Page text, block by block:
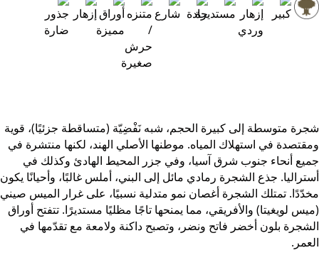
شجرة متوسطة إلى كبيرة الحجم، شبه نَفْضِيّة (متساقطة جزئيًا)، قوية
ومقتصدة في استهلاك المياه. موطنها الأصلي الهند، لكنها منتشرة في
جميع أنحاء جنوب شرق آسيا، وفي جزر المحيط الهادئ وكذلك في
أستراليا. جذع الشجرة رمادي مائل إلى البني، أملس غالبًا، وأحيانًا يكون
مخدّدًا. تمتلك الشجرة أغصان نمو متدلية نسبيًا، على غرار الميس صيني
(ميس لويغيتا) والأفريقي، مما يمنحها تاجًا مظليًا مستديرًا. تتفتح أوراق
الشجرة بلون أخضر فاتح ونضر، وتصبح داكنة ولامعة مع تقدّمها في
العمر.